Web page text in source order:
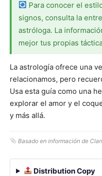
Para conocer el
signos, consulta la
astróloga. La
mejor tus propias
La astrología ofrece una
relacionamos, pero
Usa esta guía como una
explorar el amor y el
y más allá.
Basado en información de
Distribution Copy